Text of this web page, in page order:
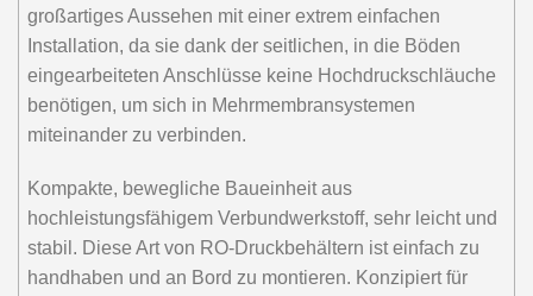
großartiges Aussehen mit einer extrem einfachen
Installation, da sie dank der seitlichen, in die Böden
eingearbeiteten Anschlüsse keine Hochdruckschläuche
benötigen, um sich in Mehrmembransystemen
miteinander zu verbinden.
Kompakte, bewegliche Baueinheit aus
hochleistungsfähigem Verbundwerkstoff, sehr leicht und
stabil. Diese Art von RO-Druckbehältern ist einfach zu
handhaben und an Bord zu montieren. Konzipiert für